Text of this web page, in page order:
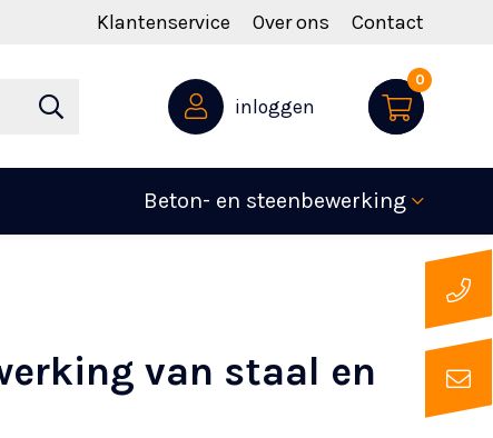
Klantenservice Over ons Contact
0
inloggen
Beton- en steenbewerking
van staal en